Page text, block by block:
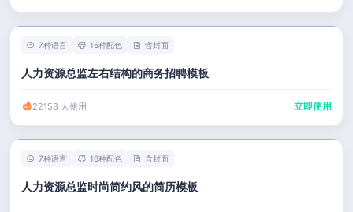
7种语言 16种配色 含封面
人力资源总监左右结构的商务招聘模板
22158 人使用 立即使用
7种语言 16种配色 含封面
人力资源总监时尚简约风的简历模板